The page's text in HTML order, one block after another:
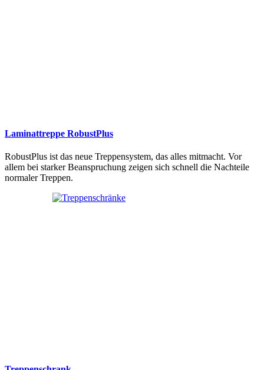
Laminattreppe RobustPlus
RobustPlus ist das neue Treppensystem, das alles mitmacht. Vor
allem bei starker Beanspruchung zeigen sich schnell die Nachteile
normaler Treppen.